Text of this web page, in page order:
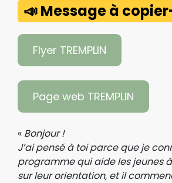
📣 Message à
Flyer TREMPLIN
Page web TREMPLIN
« Bonjour !
J’ai pensé à toi parce que je
programme qui aide les jeunes
sur leur orientation, et il